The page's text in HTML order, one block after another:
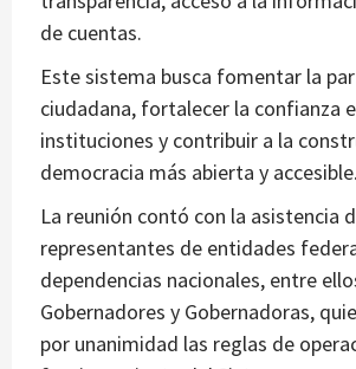
de cuentas.
Este sistema busca fomentar la
ciudadana, fortalecer la confianza
instituciones y contribuir a la
democracia más abierta y accesible.
La reunión contó con la asistencia
representantes de entidades
dependencias nacionales, entre
Gobernadores y Gobernadoras,
por unanimidad las reglas de